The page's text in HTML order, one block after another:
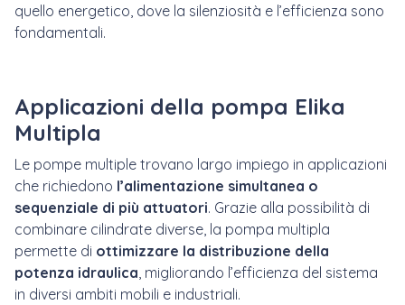
quello energetico, dove la silenziosità e l’efficienza sono
fondamentali.
Applicazioni della pompa Elika
Multipla
Le pompe multiple trovano largo impiego in applicazioni
che richiedono l’alimentazione simultanea o
sequenziale di più attuatori. Grazie alla possibilità di
combinare cilindrate diverse, la pompa multipla
permette di ottimizzare la distribuzione della
potenza idraulica, migliorando l’efficienza del sistema
in diversi ambiti mobili e industriali.